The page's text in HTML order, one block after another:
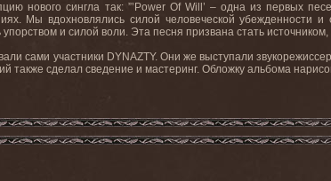
нового сингла так: ”’Power Of Will’ – одна из первых
Мы вдохновлялись силой человеческой убежденности
и силой воли. Эта песня призвана стать
сами участники DYNAZTY. Они же выступали
также сделал сведение и мастеринг. Обложку альбома